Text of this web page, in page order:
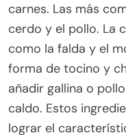
carnes. Las más
cerdo y el pollo. La
como la falda y el
forma de tocino y
añadir gallina o
caldo. Estos
lograr el